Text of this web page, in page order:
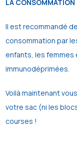
LA CONSOMMATION
Il est recommandé
consommation par
enfants, les
immunodéprimées.
Voilà maintenant
votre sac (ni les
courses !